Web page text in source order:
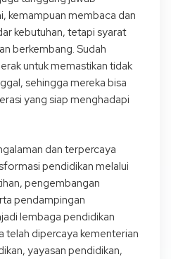
kemampuan membaca dan
kebutuhan, tetapi syarat
berkembang. Sudah
untuk memastikan tidak
sehingga mereka bisa
yang siap menghadapi
dan terpercaya
pendidikan melalui
pengembangan
pendampingan
lembaga pendidikan
telah dipercaya kementerian
yayasan pendidikan,